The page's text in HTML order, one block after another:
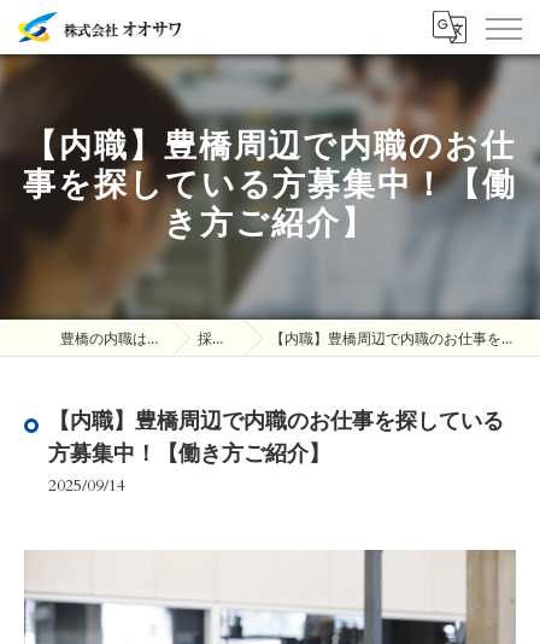
【内職】豊橋周辺で内職のお仕
事を探している方募集中！【働
き方ご紹介】
豊橋の内職は株式会社オオサワ 採用ブログ 【内職】豊橋周辺で内職のお仕事を探している方募集中！【働き方ご紹介】
【内職】豊橋周辺で内職のお仕事を探している
方募集中！【働き方ご紹介】
2025/09/14